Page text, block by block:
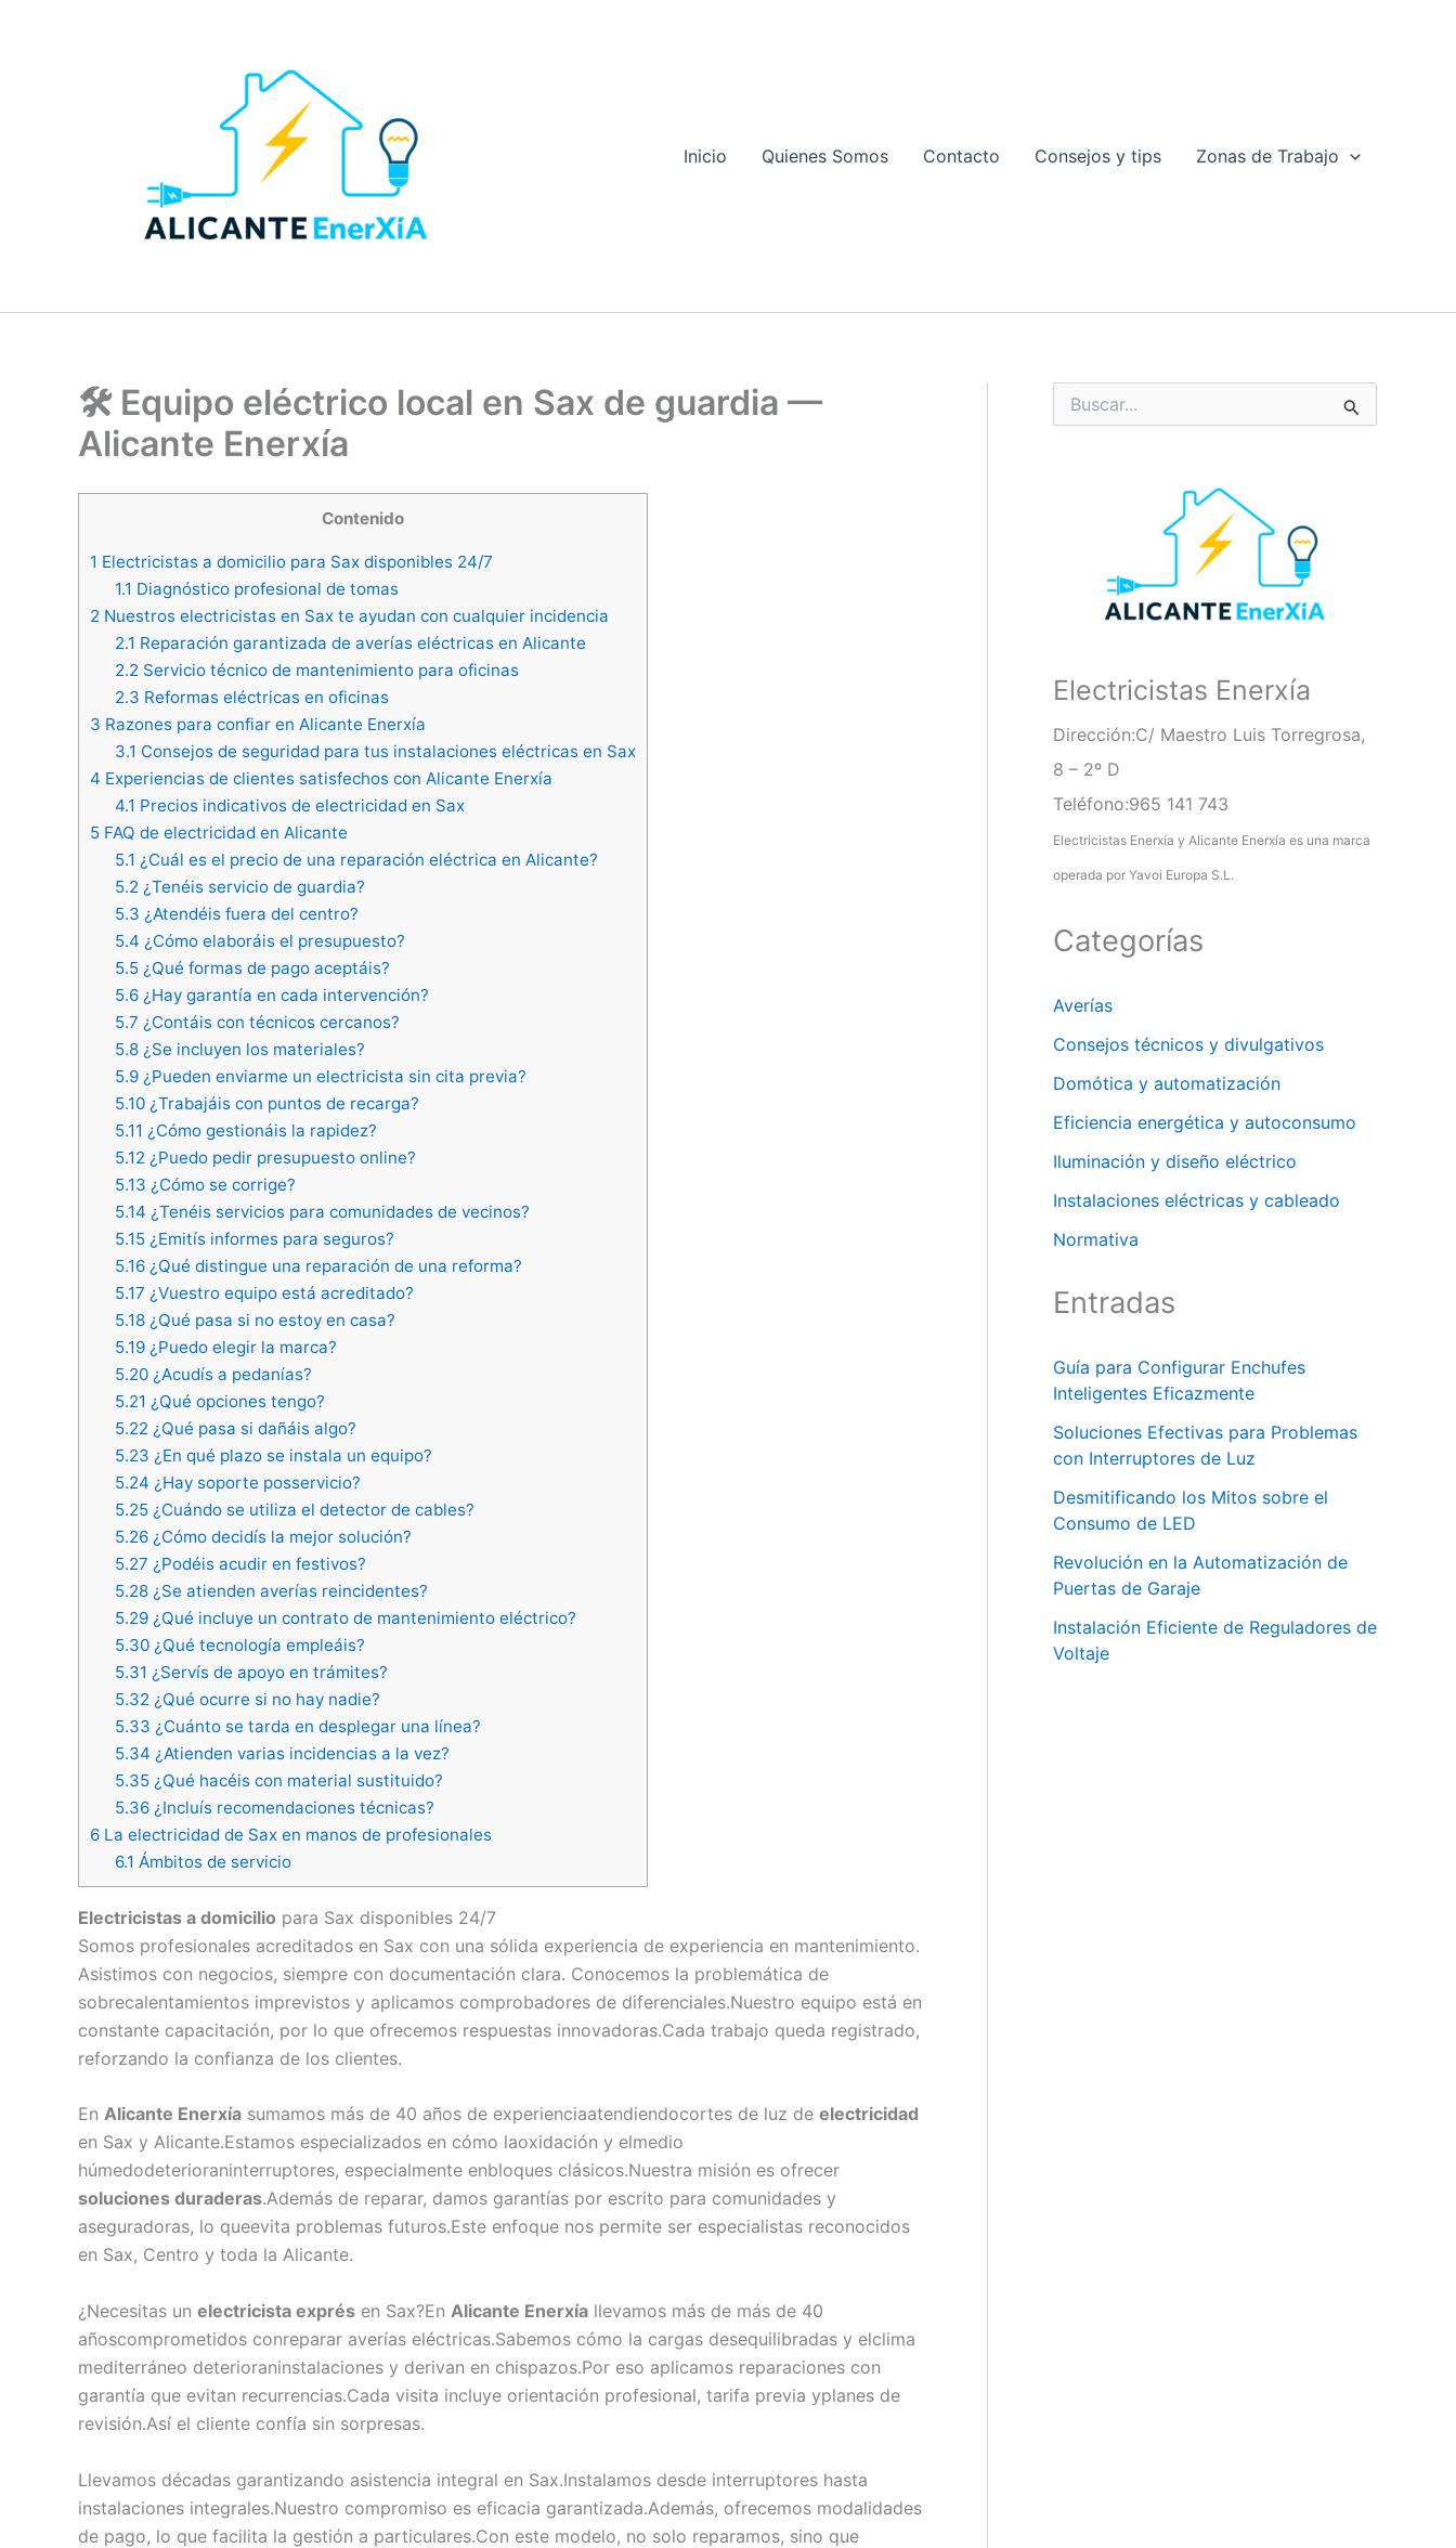
Inicio Quienes Somos Contacto Consejos y tips Zonas de Trabajo
🛠️ Equipo eléctrico local en Sax de guardia —
Alicante Enerxía
Contenido
1 Electricistas a domicilio para Sax disponibles 24/7
1.1 Diagnóstico profesional de tomas
2 Nuestros electricistas en Sax te ayudan con cualquier incidencia
2.1 Reparación garantizada de averías eléctricas en Alicante
2.2 Servicio técnico de mantenimiento para oficinas
2.3 Reformas eléctricas en oficinas
3 Razones para confiar en Alicante Enerxía
3.1 Consejos de seguridad para tus instalaciones eléctricas en Sax
4 Experiencias de clientes satisfechos con Alicante Enerxía
4.1 Precios indicativos de electricidad en Sax
5 FAQ de electricidad en Alicante
5.1 ¿Cuál es el precio de una reparación eléctrica en Alicante?
5.2 ¿Tenéis servicio de guardia?
5.3 ¿Atendéis fuera del centro?
5.4 ¿Cómo elaboráis el presupuesto?
5.5¿Qué formas de pago aceptáis?
5.6¿Hay garantía en cada intervención?
5.7 ¿Contáis con técnicos cercanos?
5.8¿Se incluyen los materiales?
5.9¿Pueden enviarme un electricista sin cita previa?
5.10¿Trabajáis con puntos de recarga?
5.11 ¿Cómo gestionáis la rapidez?
5.12 ¿Puedo pedir presupuesto online?
5.13 ¿Cómo se corrige?
5.14 ¿Tenéis servicios para comunidades de vecinos?
5.15¿Emitís informes para seguros?
5.16¿Qué distingue una reparación de una reforma?
5.17 ¿Vuestro equipo está acreditado?
5.18¿Qué pasa si no estoy en casa?
5.19¿Puedo elegir la marca?
5.20¿Acudís a pedanías?
5.21 ¿Qué opciones tengo?
5.22 ¿Qué pasa si dañáis algo?
5.23 ¿En qué plazo se instala un equipo?
5.24 ¿Hay soporte posservicio?
5.25¿Cuándo se utiliza el detector de cables?
5.26¿Cómo decidís la mejor solución?
5.27 ¿Podéis acudir en festivos?
5.28¿Se atienden averías reincidentes?
5.29¿Qué incluye un contrato de mantenimiento eléctrico?
5.30¿Qué tecnología empleáis?
5.31 ¿Servís de apoyo en trámites?
5.32 ¿Qué ocurre si no hay nadie?
5.33 ¿Cuánto se tarda en desplegar una línea?
5.34 ¿Atienden varias incidencias a la vez?
5.35¿Qué hacéis con material sustituido?
5.36¿Incluís recomendaciones técnicas?
6 La electricidad de Sax en manos de profesionales
6.1 Ámbitos de servicio
Electricistas a domicilio para Sax disponibles 24/7
Somos profesionales acreditados en Sax con una sólida experiencia de experiencia en mantenimiento.
Asistimos con negocios, siempre con documentación clara. Conocemos la problemática de
sobrecalentamientos imprevistos y aplicamos comprobadores de diferenciales.Nuestro equipo está en
constante capacitación, por lo que ofrecemos respuestas innovadoras.Cada trabajo queda registrado,
reforzando la confianza de los clientes.
En Alicante Enerxía sumamos más de 40 años de experienciaatendiendocortes de luz de electricidad
en Sax y Alicante.Estamos especializados en cómo laoxidación y elmedio
húmedodeterioraninterruptores, especialmente enbloques clásicos.Nuestra misión es ofrecer
soluciones duraderas.Además de reparar, damos garantías por escrito para comunidades y
aseguradoras, lo queevita problemas futuros.Este enfoque nos permite ser especialistas reconocidos
en Sax, Centro y toda la Alicante.
¿Necesitas un electricista exprés en Sax?En Alicante Enerxía llevamos más de más de 40
añoscomprometidos conreparar averías eléctricas.Sabemos cómo la cargas desequilibradas y elclima
mediterráneo deterioraninstalaciones y derivan en chispazos.Por eso aplicamos reparaciones con
garantía que evitan recurrencias.Cada visita incluye orientación profesional, tarifa previa yplanes de
revisión.Así el cliente confía sin sorpresas.
Llevamos décadas garantizando asistencia integral en Sax.Instalamos desde interruptores hasta
instalaciones integrales.Nuestro compromiso es eficacia garantizada.Además, ofrecemos modalidades
de pago, lo que facilita la gestión a particulares.Con este modelo, no solo reparamos, sino que
Electricistas Enerxía
Dirección:C/ Maestro Luis Torregrosa,
8 – 2º D
Teléfono:965 141 743
Electricistas Enerxía y Alicante Enerxía es una marca
operada por Yavoi Europa S.L.
Categorías
Averías
Consejos técnicos y divulgativos
Domótica y automatización
Eficiencia energética y autoconsumo
Iluminación y diseño eléctrico
Instalaciones eléctricas y cableado
Normativa
Entradas
Guía para Configurar Enchufes
Inteligentes Eficazmente
Soluciones Efectivas para Problemas
con Interruptores de Luz
Desmitificando los Mitos sobre el
Consumo de LED
Revolución en la Automatización de
Puertas de Garaje
Instalación Eficiente de Reguladores de
Voltaje